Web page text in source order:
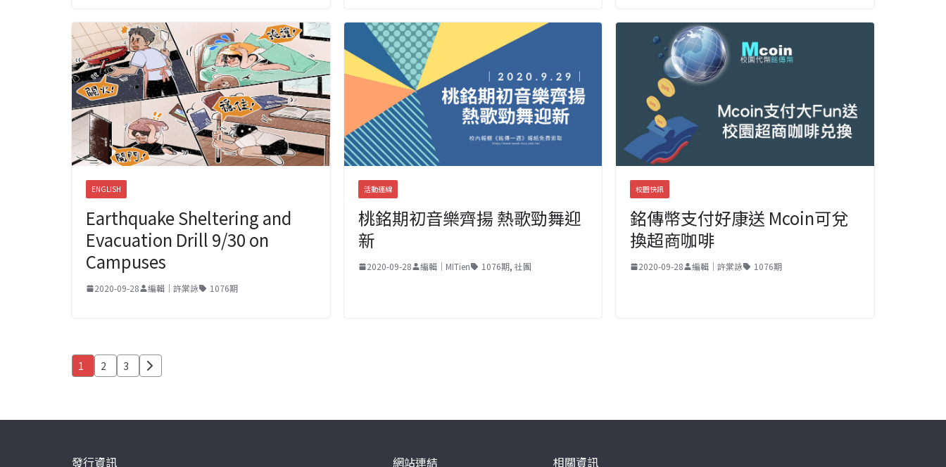
ENGLISH
Earthquake Sheltering and
Evacuation Drill 9/30 on
Campuses
2020-09-28 編輯｜許棠詠 1076期
活動連線
桃銘期初音樂齊揚 熱歌勁舞迎
新
2020-09-28 編輯｜MITien 1076期, 社團
校園快訊
銘傳幣支付好康送 Mcoin可兌
換超商咖啡
2020-09-28 編輯｜許棠詠 1076期
文
分
頁
1 2 3
發行資訊 網站連結 相關資訊